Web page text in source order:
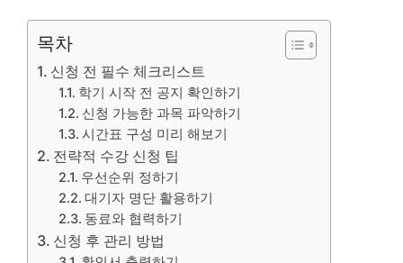
목차
신청 전 필수 체크리스트
학기 시작 전 공지 확인하기
신청 가능한 과목 파악하기
시간표 구성 미리 해보기
전략적 수강 신청 팁
우선순위 정하기
대기자 명단 활용하기
동료와 협력하기
신청 후 관리 방법